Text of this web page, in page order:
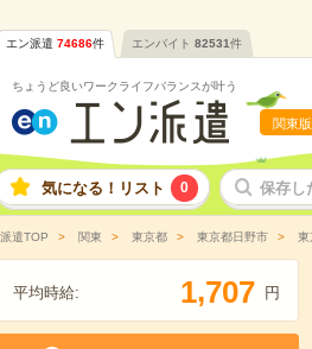
エン派遣 74686件 エンバイト 82531件
ちょうど良いワークライフバランスが叶う
関東版
気になる！リスト 0 保存し
派遣TOP 関東 東京都 東京都日野市 東
平均時給: 1,707 円